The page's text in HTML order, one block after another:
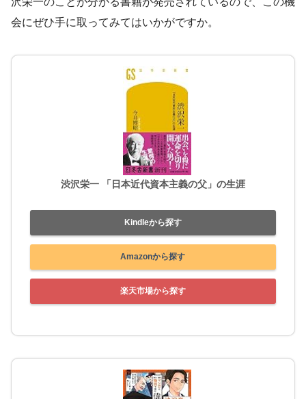
会にぜひ手に取ってみてはいかがですか。
渋沢栄一 「日本近代資本主義の父」の生涯
Kindleから探す
Amazonから探す
楽天市場から探す